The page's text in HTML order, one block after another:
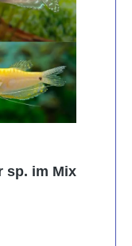
sp. im Mix